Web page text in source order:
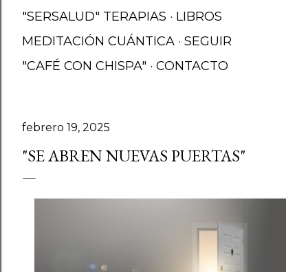
"SERSALUD" TERAPIAS
LIBROS
MEDITACIÓN CUÁNTICA
SEGUIR
"CAFÉ CON CHISPA"
CONTACTO
febrero 19, 2025
"SE ABREN NUEVAS PUERTAS"